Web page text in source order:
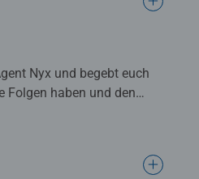
Nyx und begebt euch
Folgen haben und den
Die Regeln sind